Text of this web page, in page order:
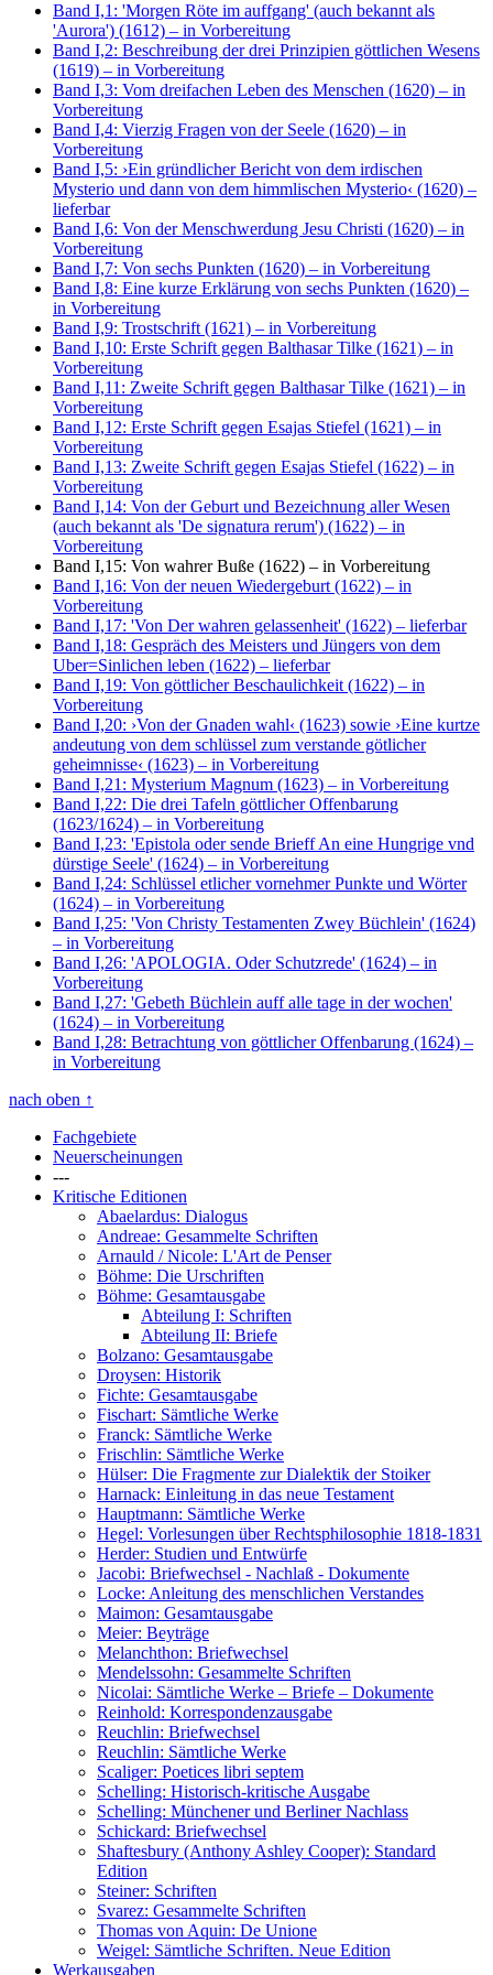
Band I,1: 'Morgen Röte im auffgang' (auch bekannt als
'Aurora') (1612) – in Vorbereitung
Band I,2: Beschreibung der drei Prinzipien göttlichen Wesens
(1619) – in Vorbereitung
Band I,3: Vom dreifachen Leben des Menschen (1620) – in
Vorbereitung
Band I,4: Vierzig Fragen von der Seele (1620) – in
Vorbereitung
Band I,5: ›Ein gründlicher Bericht von dem irdischen
Mysterio und dann von dem himmlischen Mysterio‹ (1620) –
lieferbar
Band I,6: Von der Menschwerdung Jesu Christi (1620) – in
Vorbereitung
Band I,7: Von sechs Punkten (1620) – in Vorbereitung
Band I,8: Eine kurze Erklärung von sechs Punkten (1620) –
in Vorbereitung
Band I,9: Trostschrift (1621) – in Vorbereitung
Band I,10: Erste Schrift gegen Balthasar Tilke (1621) – in
Vorbereitung
Band I,11: Zweite Schrift gegen Balthasar Tilke (1621) – in
Vorbereitung
Band I,12: Erste Schrift gegen Esajas Stiefel (1621) – in
Vorbereitung
Band I,13: Zweite Schrift gegen Esajas Stiefel (1622) – in
Vorbereitung
Band I,14: Von der Geburt und Bezeichnung aller Wesen
(auch bekannt als 'De signatura rerum') (1622) – in
Vorbereitung
Band I,15: Von wahrer Buße (1622) – in Vorbereitung
Band I,16: Von der neuen Wiedergeburt (1622) – in
Vorbereitung
Band I,17: 'Von Der wahren gelassenheit' (1622) – lieferbar
Band I,18: Gespräch des Meisters und Jüngers von dem
Uber=Sinlichen leben (1622) – lieferbar
Band I,19: Von göttlicher Beschaulichkeit (1622) – in
Vorbereitung
Band I,20: ›Von der Gnaden wahl‹ (1623) sowie ›Eine kurtze
andeutung von dem schlüssel zum verstande götlicher
geheimnisse‹ (1623) – in Vorbereitung
Band I,21: Mysterium Magnum (1623) – in Vorbereitung
Band I,22: Die drei Tafeln göttlicher Offenbarung
(1623/1624) – in Vorbereitung
Band I,23: 'Epistola oder sende Brieff An eine Hungrige vnd
dürstige Seele' (1624) – in Vorbereitung
Band I,24: Schlüssel etlicher vornehmer Punkte und Wörter
(1624) – in Vorbereitung
Band I,25: 'Von Christy Testamenten Zwey Büchlein' (1624)
– in Vorbereitung
Band I,26: 'APOLOGIA. Oder Schutzrede' (1624) – in
Vorbereitung
Band I,27: 'Gebeth Büchlein auff alle tage in der wochen'
(1624) – in Vorbereitung
Band I,28: Betrachtung von göttlicher Offenbarung (1624) –
in Vorbereitung
nach oben ↑
Fachgebiete
Neuerscheinungen
---
Kritische Editionen
Abaelardus: Dialogus
Andreae: Gesammelte Schriften
Arnauld / Nicole: L'Art de Penser
Böhme: Die Urschriften
Böhme: Gesamtausgabe
Abteilung I: Schriften
Abteilung II: Briefe
Bolzano: Gesamtausgabe
Droysen: Historik
Fichte: Gesamtausgabe
Fischart: Sämtliche Werke
Franck: Sämtliche Werke
Frischlin: Sämtliche Werke
Hülser: Die Fragmente zur Dialektik der Stoiker
Harnack: Einleitung in das neue Testament
Hauptmann: Sämtliche Werke
Hegel: Vorlesungen über Rechtsphilosophie 1818-1831
Herder: Studien und Entwürfe
Jacobi: Briefwechsel - Nachlaß - Dokumente
Locke: Anleitung des menschlichen Verstandes
Maimon: Gesamtausgabe
Meier: Beyträge
Melanchthon: Briefwechsel
Mendelssohn: Gesammelte Schriften
Nicolai: Sämtliche Werke – Briefe – Dokumente
Reinhold: Korrespondenzausgabe
Reuchlin: Briefwechsel
Reuchlin: Sämtliche Werke
Scaliger: Poetices libri septem
Schelling: Historisch-kritische Ausgabe
Schelling: Münchener und Berliner Nachlass
Schickard: Briefwechsel
Shaftesbury (Anthony Ashley Cooper): Standard
Edition
Steiner: Schriften
Svarez: Gesammelte Schriften
Thomas von Aquin: De Unione
Weigel: Sämtliche Schriften. Neue Edition
Werkausgaben